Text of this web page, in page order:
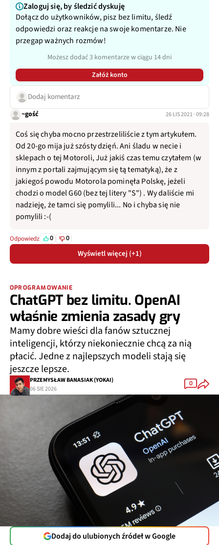
Zaloguj się, by śledzić dyskuję
Dołącz do użytkowników, pisz bez limitu, śledź
odpowiedzi oraz reakcje na swoje komentarze. Nie
przegap ważnych rozmów!
Możesz dodać 3 komentarze w ciągu 14 dni
Załóż konto
Dodaj komentarz
~gość 26 LIS 2021 · 09:28
Coś się chyba mocno przestrzeliliście z tym artykułem.
Od 20-go mija już szósty dzięń. Ani śladu w necie i
sklepach o tej Motoroli, Już jakiś czas temu czytałem (w
innym z portali zajmującym się tą tematyką), że z
jakiegoś powodu Motorola pominęła Polskę, jeżeli
chodzi o model G60 (bez tej litery "S") . Wy daliście mi
nadzieję, że tamci się pomylili... No i chyba się nie
pomylili :-(
Odpowiedz 0 0
Wyświetl więcej (+1)
OPROGRAMOWANIE
ChatGPT bez limitu. OpenAI
właśnie zmienia zasady gry
Mamy dobre wieści dla fanów sztucznej
inteligencji, którzy niekoniecznie chcą za nią
płacić. Jedne z najlepszych modeli stają się
jeszcze lepsze.
PRZEMYSŁAW BANASIAK (YOKAI)
06 SIE 2026
0
Dodaj do ulubionych źródeł w Google